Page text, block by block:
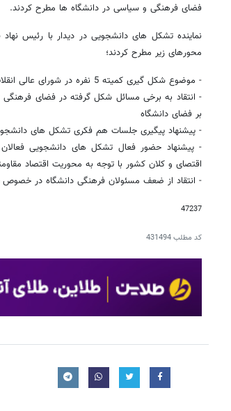
فضای فرهنگی و سیاسی در دانشگاه ها مطرح کردند.
نماینده تشکل های دانشجویی در دیدار با رئیس
محورهای زیر مطرح کردند؛
- موضوع شکل گیری کمیته 5 نفره در شورای عالی انقلاب فرهنگی و انتقاد به نحوه تعیین رؤسای دانشگاه ها
- انتقاد به برخی مسائل شکل گرفته در فضای
بر فضای دانشگاه
- پیشنهاد پیگیری جلسات هم فکری تشکل های
- پیشنهاد حضور فعال تشکل های دانشجویی
اقتصای و کلان کشور با توجه به محوریت اقتصاد
- انتقاد از ضعف مسئولان فرهنگی دانشگاه در خصوص
47237
کد مطلب431494